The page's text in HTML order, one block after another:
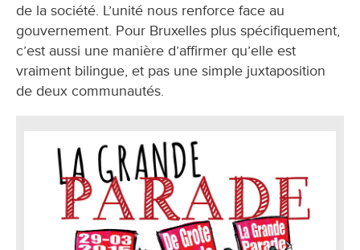
de la société. L’unité nous renforce face au
gouvernement. Pour Bruxelles plus spécifiquement,
c’est aussi une manière d’affirmer qu’elle est
vraiment bilingue, et pas une simple juxtaposition
de deux communautés.